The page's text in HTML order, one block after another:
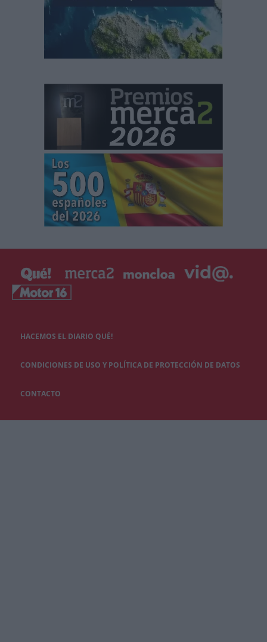
HACEMOS EL DIARIO QUÉ!
CONDICIONES DE USO Y POLÍTICA DE PROTECCIÓN DE DATOS
CONTACTO